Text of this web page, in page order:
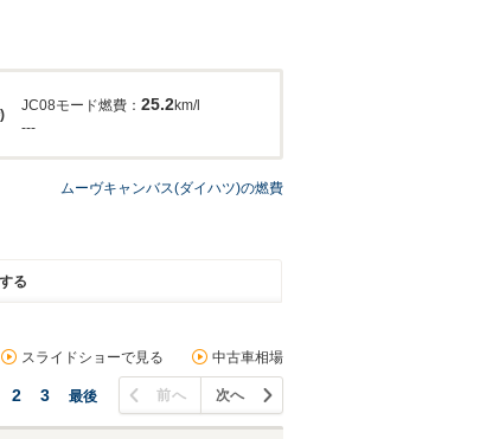
JC08モード燃費： 25.2km/l
---
ムーヴキャンバス(ダイハツ)の燃費
る
スライドショーで見る 中古車相場
2 3 最後 前へ 次へ